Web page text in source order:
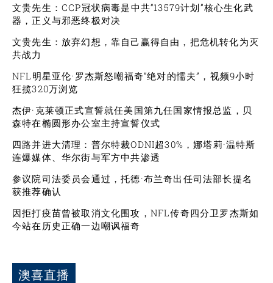
文贵先生：CCP冠状病毒是中共“13579计划”核心生化武
器，正义与邪恶终极对决
文贵先生：放弃幻想，靠自己赢得自由，把危机转化为灭
共战力
NFL明星亚伦·罗杰斯怒嘲福奇“绝对的懦夫”，视频9小时
狂揽320万浏览
杰伊·克莱顿正式宣誓就任美国第九任国家情报总监，贝
森特在椭圆形办公室主持宣誓仪式
四路并进大清理：普尔特裁ODNI超30%，娜塔莉·温特斯
连爆媒体、华尔街与军方中共渗透
参议院司法委员会通过，托德·布兰奇出任司法部长提名
获推荐确认
因拒打疫苗曾被取消文化围攻，NFL传奇四分卫罗杰斯如
今站在历史正确一边嘲讽福奇
澳喜直播